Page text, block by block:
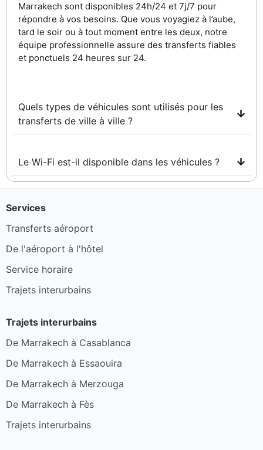
Marrakech sont disponibles 24h/24 et 7j/7 pour
répondre à vos besoins. Que vous voyagiez à l’aube,
tard le soir ou à tout moment entre les deux, notre
équipe professionnelle assure des transferts fiables
et ponctuels 24 heures sur 24.
Quels types de véhicules sont utilisés pour les
transferts de ville à ville ?
Le Wi-Fi est-il disponible dans les véhicules ?
Services
Transferts aéroport
De l'aéroport à l'hôtel
Service horaire
Trajets interurbains
Trajets interurbains
De Marrakech à Casablanca
De Marrakech à Essaouira
De Marrakech à Merzouga
De Marrakech à Fès
Trajets interurbains